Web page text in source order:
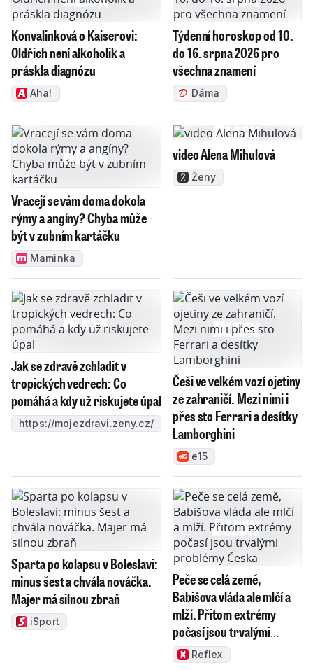
Konvalinková o Kaiserovi:
Oldřich není alkoholik a
práskla diagnózu
Aha!
Týdenní horoskop od 10.
do 16. srpna 2026 pro
všechna znamení
Dáma
Vracejí se vám doma dokola
rýmy a angíny? Chyba může
být v zubním kartáčku
Maminka
video Alena Mihulová
Ženy
Jak se zdravě zchladit v
tropických vedrech: Co
pomáhá a kdy už riskujete úpal
https://mojezdravi.zeny.cz/
Češi ve velkém vozí ojetiny
ze zahraničí. Mezi nimi i
přes sto Ferrari a desítky
Lamborghini
e15
Sparta po kolapsu v Boleslavi:
minus šest a chvála nováčka.
Majer má silnou zbraň
iSport
Peče se celá země,
Babišova vláda ale mlčí a
mlží. Přitom extrémy
počasí jsou trvalými
problémy Česka
Reflex